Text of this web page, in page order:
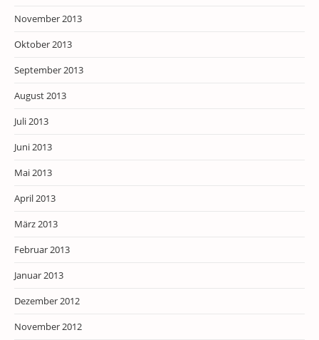
November 2013
Oktober 2013
September 2013
August 2013
Juli 2013
Juni 2013
Mai 2013
April 2013
März 2013
Februar 2013
Januar 2013
Dezember 2012
November 2012